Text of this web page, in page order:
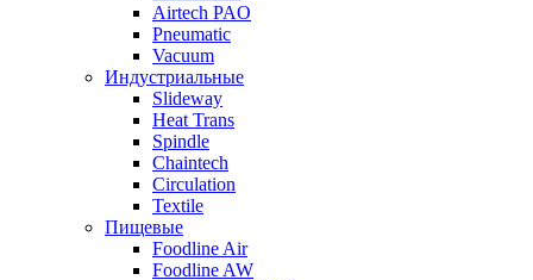
Airtech PAO
Pneumatic
Vacuum
Индустриальные
Slideway
Heat Trans
Spindle
Chaintech
Circulation
Textile
Пищевые
Foodline Air
Foodline AW